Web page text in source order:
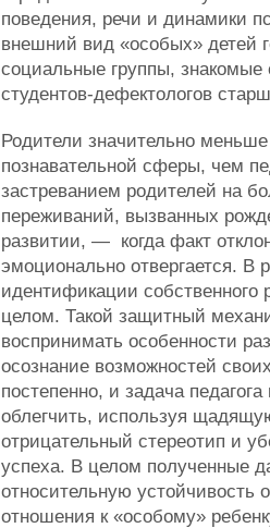
поведения, речи и динамики
внешний вид «особых» детей
социальные группы,
студентов-дефектологов
Родители значительно
познавательной сферы, чем
застреванием родителей на
переживаний, вызванных
развитии, — когда факт
эмоционально отвергается. В
идентификации собственного
целом. Такой защитный
воспринимать особенности
осознание возможностей
постепенно, и задача
облегчить, используя
отрицательный стереотип и
успеха. В целом полученные
относительную устойчивость
отношения к «особому»